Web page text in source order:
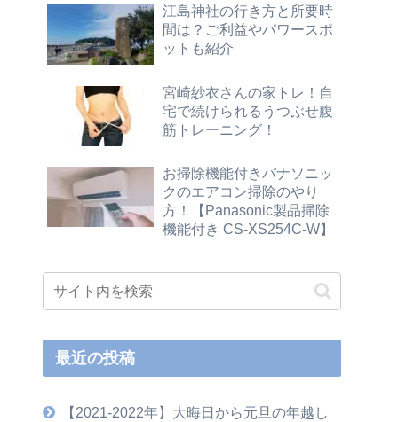
江島神社の行き方と所要時
間は？ご利益やパワースポ
ットも紹介
宮崎紗衣さんの家トレ！自
宅で続けられるうつぶせ腹
筋トレーニング！
お掃除機能付きパナソニッ
クのエアコン掃除のやり
方！【Panasonic製品掃除
機能付き CS-XS254C-W】
最近の投稿
【2021-2022年】大晦日から元旦の年越し